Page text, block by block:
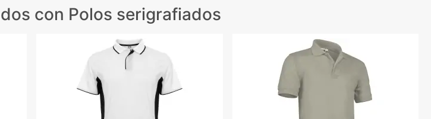
con Polos serigrafiados